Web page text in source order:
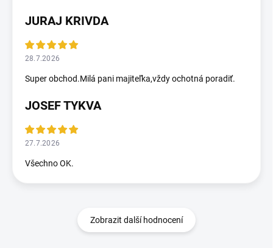
JURAJ KRIVDA
28.7.2026
Super obchod.Milá pani majiteľka,vždy ochotná poradiť.
JOSEF TYKVA
27.7.2026
Všechno OK.
Zobrazit další hodnocení